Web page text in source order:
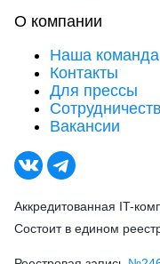
О компании
Наша команда
Контакты
Для прессы
Вакансии
Аккредитованная IT-
Состоит в едином